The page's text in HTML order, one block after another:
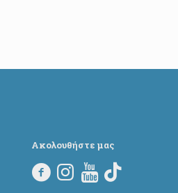
Ακολουθήστε μας